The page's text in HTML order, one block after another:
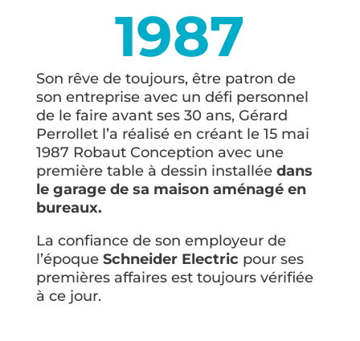
1987
Son rêve de toujours, être patron de
son entreprise avec un défi personnel
de le faire avant ses 30 ans, Gérard
Perrollet l’a réalisé en créant le 15 mai
1987 Robaut Conception avec une
première table à dessin installée dans
le garage de sa maison aménagé en
bureaux.
La confiance de son employeur de
l’époque Schneider Electric pour ses
premières affaires est toujours vérifiée
à ce jour.